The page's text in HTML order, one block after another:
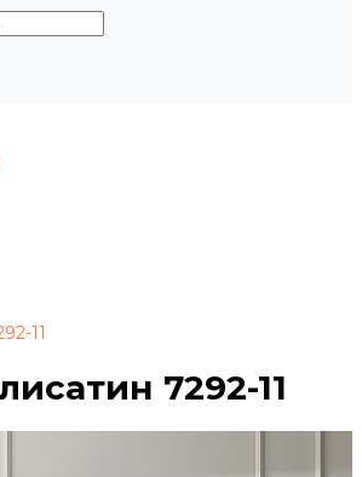
11
7292-11